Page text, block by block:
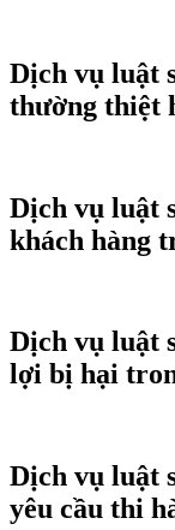
Dịch vụ luật
thường thiệt
Dịch vụ luật
khách hàng
Dịch vụ luật
lợi bị hại
Dịch vụ luật
yêu cầu thi